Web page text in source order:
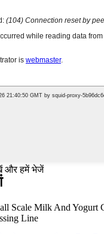
और हमें भेजें